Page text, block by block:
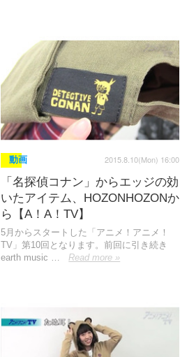
動画 2015.8.10(Mon) 16:00
「名探偵コナン」からエッジの効
いたアイテム、HOZONHOZONか
ら【A！A！TV】
5月からスタートした「アニメ！アニメ！
TV」第10回となります。前回に引き続き
earth music …
Read more »